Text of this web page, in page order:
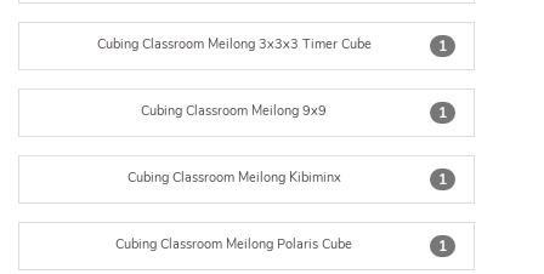
1
Cubing Classroom Meilong 3x3x3 Timer Cube
1
Cubing Classroom Meilong 9x9
1
Cubing Classroom Meilong Kibiminx
1
Cubing Classroom Meilong Polaris Cube